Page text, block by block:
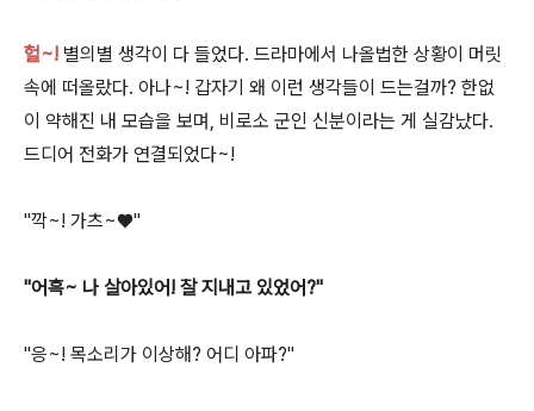
헐~! 별의별 생각이 다 들었다. 드라마에서 나올법한 상황이 머릿
속에 떠올랐다. 아나~! 갑자기 왜 이런 생각들이 드는걸까? 한없
이 약해진 내 모습을 보며, 비로소 군인 신분이라는 게 실감났다.
드디어 전화가 연결되었다~!
"깍~! 가츠~♥"
"어흑~ 나 살아있어! 잘 지내고 있었어?"
"응~! 목소리가 이상해? 어디 아파?"